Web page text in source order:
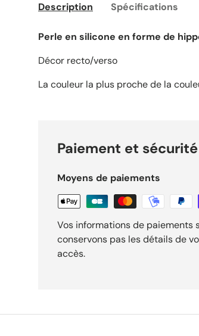
Description Spécifications
Perle en silicone en forme de
Décor recto/verso
La couleur la plus proche de la
Paiement et sécurité
Moyens de paiements
Vos informations de paiements
conservons pas les détails de
accès.